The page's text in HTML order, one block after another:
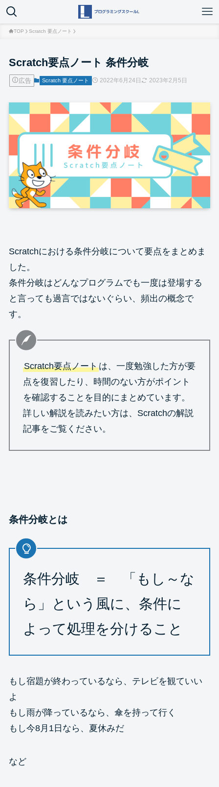
TOP Scratch 要点ノート
Scratch要点ノート 条件分岐
広告 Scratch 要点ノート 2022年6月24日 2023年2月5日
Scratchにおける条件分岐について要点をまとめま
した。
条件分岐はどんなプログラムでも一度は登場する
と言っても過言ではないぐらい、頻出の概念で
す。
Scratch要点ノートは、一度勉強した方が要
点を復習したり、時間のない方がポイント
を確認することを目的にまとめています。
詳しい解説を読みたい方は、Scratchの解説
記事をご覧ください。
条件分岐とは
条件分岐 ＝ 「もし～な
ら」という風に、条件に
よって処理を分けること
もし宿題が終わっているなら、テレビを観ていい
よ
もし雨が降っているなら、傘を持って行く
もし今8月1日なら、夏休みだ
など